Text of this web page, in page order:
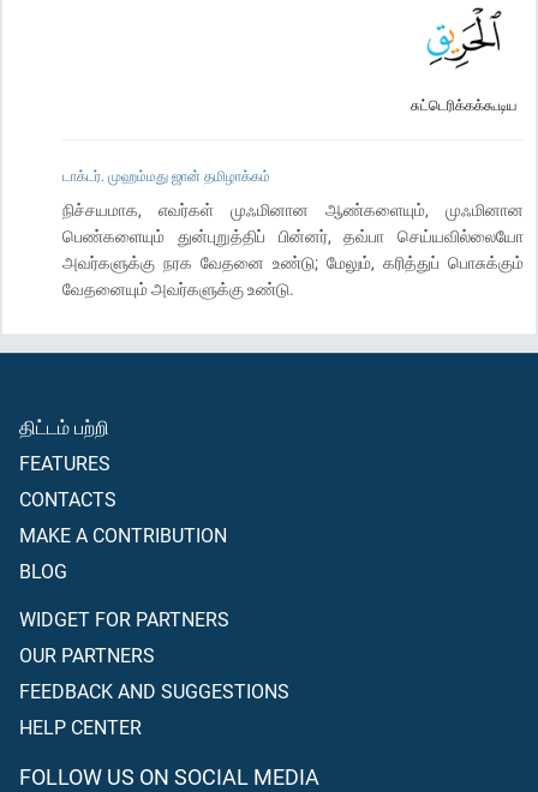
சுட்டெரிக்கக்கூடிய
டாக்டர். முஹம்மது ஜான் தமிழாக்கம்
நிச்சயமாக, எவர்கள் முஃமினான ஆண்களையும், முஃமினான
பெண்களையும் துன்புறுத்திப் பின்னர், தவ்பா செய்யவில்லையோ
அவர்களுக்கு நரக வேதனை உண்டு; மேலும், கரித்துப் பொசுக்கும்
வேதனையும் அவர்களுக்கு உண்டு.
திட்டம் பற்றி
FEATURES
CONTACTS
MAKE A CONTRIBUTION
BLOG
WIDGET FOR PARTNERS
OUR PARTNERS
FEEDBACK AND SUGGESTIONS
HELP CENTER
FOLLOW US ON SOCIAL MEDIA